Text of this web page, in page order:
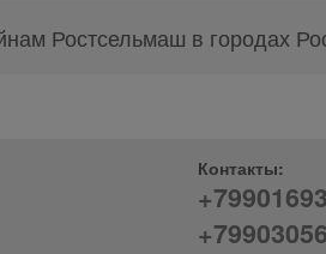
Ростсельмаш в городах
Контакты: